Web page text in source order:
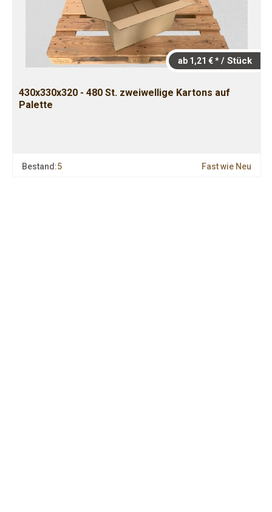
ab 1,21 € */ Stück
430x330x320 - 480 St. zweiwellige Kartons auf
Palette
Bestand:5 Fast wie Neu